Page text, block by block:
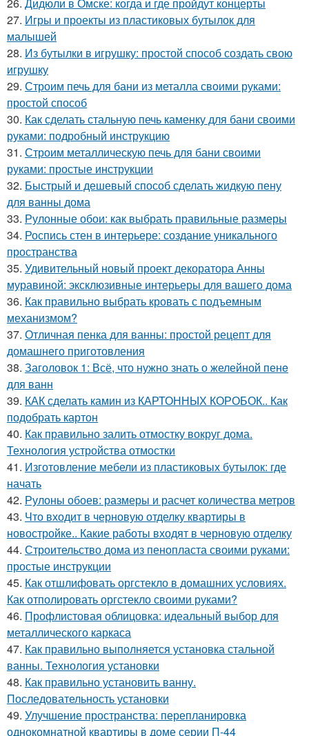
27. Игры и проекты из пластиковых бутылок для
малышей
28. Из бутылки в игрушку: простой способ создать свою
игрушку
29. Строим печь для бани из металла своими руками:
простой способ
30. Как сделать стальную печь каменку для бани своими
руками: подробный инструкцию
31. Строим металлическую печь для бани своими
руками: простые инструкции
32. Быстрый и дешевый способ сделать жидкую пену
для ванны дома
33. Рулонные обои: как выбрать правильные размеры
34. Роспись стен в интерьере: создание уникального
пространства
35. Удивительный новый проект декоратора Анны
муравиной: эксклюзивные интерьеры для вашего дома
36. Как правильно выбрать кровать с подъемным
механизмом?
37. Отличная пенка для ванны: простой рецепт для
домашнего приготовления
38. Заголовок 1: Всё, что нужно знать о желейной пенe
для ванн
39. КАК сделать камин из КАРТОННЫХ КОРОБОК.. Как
подобрать картон
40. Как правильно залить отмостку вокруг дома.
Технология устройства отмостки
41. Изготовление мебели из пластиковых бутылок: где
начать
42. Рулоны обоев: размеры и расчет количества метров
43. Что входит в черновую отделку квартиры в
новостройке.. Какие работы входят в черновую отделку
44. Строительство дома из пенопласта своими руками:
простые инструкции
45. Как отшлифовать оргстекло в домашних условиях.
Как отполировать оргстекло своими руками?
46. Профлистовая облицовка: идеальный выбор для
металлического каркаса
47. Как правильно выполняется установка стальной
ванны. Технология установки
48. Как правильно установить ванну.
Последовательность установки
49. Улучшение пространства: перепланировка
однокомнатной квартиры в доме серии П-44